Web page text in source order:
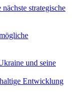
strategische
und seine
Entwicklung